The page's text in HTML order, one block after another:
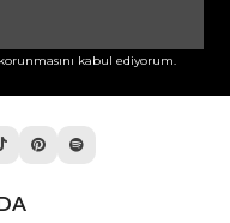
korunmasını kabul ediyorum.